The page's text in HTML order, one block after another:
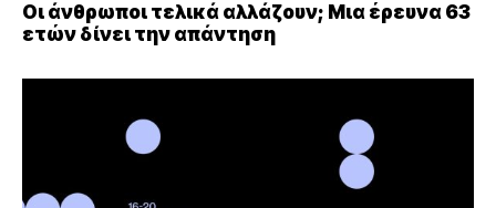
Οι άνθρωποι τελικά αλλάζουν; Μια έρευνα 63
ετών δίνει την απάντηση